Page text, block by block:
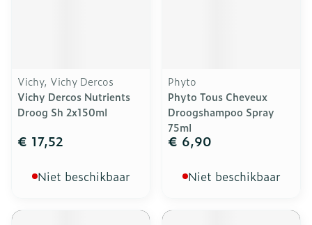
Vichy, Vichy Dercos
Vichy Dercos Nutrients
Droog Sh 2x150ml
€ 17,52
Niet beschikbaar
Phyto
Phyto Tous Cheveux
Droogshampoo Spray
75ml
€ 6,90
Niet beschikbaar